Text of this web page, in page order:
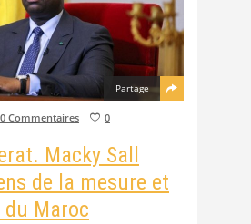
Partage
0 Commentaires 0
Macky Sall
de la mesure et
du Maroc